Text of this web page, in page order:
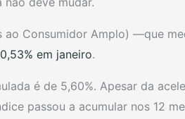
ao Consumidor Amplo) —que
em janeiro.
é de 5,60%. Apesar da
passou a acumular nos 12